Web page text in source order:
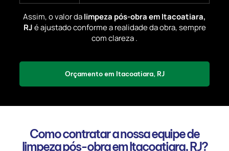
Assim, o valor dalimpeza pós-obra em Itacoatiara,
RJé ajustado conforme a realidade da obra, sempre
com clareza .
Orçamento em Itacoatiara, RJ
Como contratar a nossa equipe de
limpeza pós-obra em Itacoatiara, RJ?